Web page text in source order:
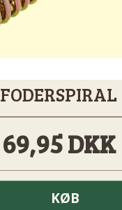
FODERSPIRAL
69,95 DKK
KØB